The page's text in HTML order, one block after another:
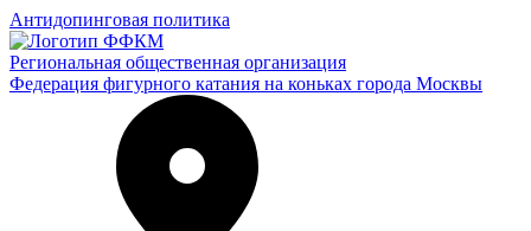
Антидопинговая политика
Региональная общественная организация
Федерация фигурного катания на коньках города Москвы